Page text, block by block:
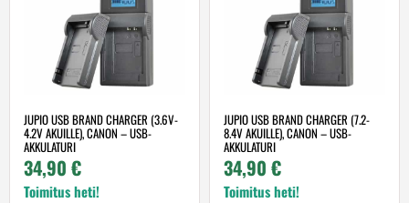
JUPIO USB BRAND CHARGER (3.6V-
4.2V AKUILLE), CANON – USB-
AKKULATURI
34,90 €
Toimitus heti!
JUPIO USB BRAND CHARGER (7.2-
8.4V AKUILLE), CANON – USB-
AKKULATURI
34,90 €
Toimitus heti!